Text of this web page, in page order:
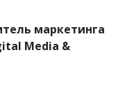
маркетинга
Media &